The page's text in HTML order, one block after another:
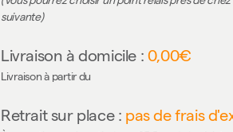
suivante)
Livraison à domicile : 0,00€
Livraison à partir du
Retrait sur place : pas de frais